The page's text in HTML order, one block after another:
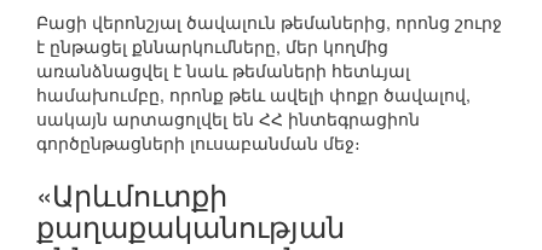
Բացի վերոնշյալ ծավալուն թեմաներից, որոնց շուրջ
է ընթացել քննարկումները, մեր կողմից
առանձնացվել է նաև թեմաների հետևյալ
համախումբը, որոնք թեև ավելի փոքր ծավալով,
սակայն արտացոլվել են ՀՀ ինտեգրացիոն
գործընթացների լուսաբանման մեջ։
«Արևմուտքի
քաղաքականության